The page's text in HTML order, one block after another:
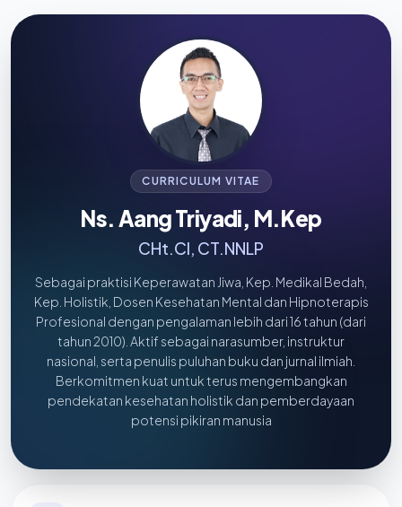
CURRICULUM VITAE
Ns. Aang Triyadi, M.Kep
CHt.CI, CT.NNLP
Sebagai praktisi Keperawatan Jiwa, Kep. Medikal Bedah,
Kep. Holistik, Dosen Kesehatan Mental dan Hipnoterapis
Profesional dengan pengalaman lebih dari 16 tahun (dari
tahun 2010). Aktif sebagai narasumber, instruktur
nasional, serta penulis puluhan buku dan jurnal ilmiah.
Berkomitmen kuat untuk terus mengembangkan
pendekatan kesehatan holistik dan pemberdayaan
potensi pikiran manusia